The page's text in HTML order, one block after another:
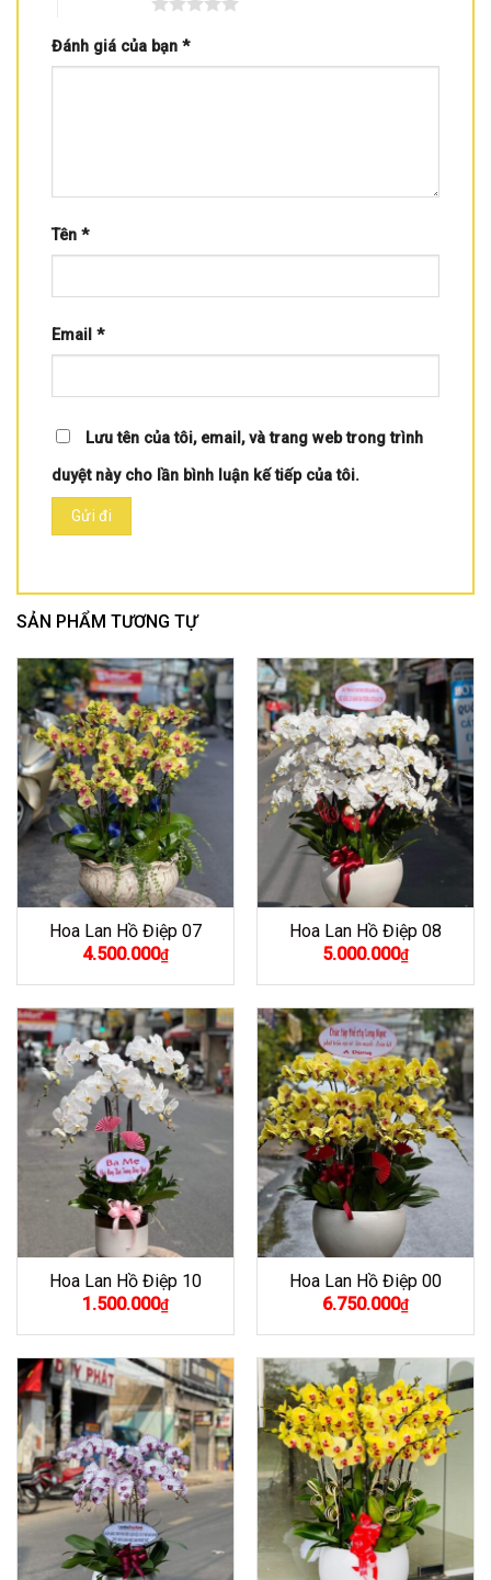
Đánh giá của bạn *
Tên *
Email *
Lưu tên của tôi, email, và trang web trong trình
duyệt này cho lần bình luận kế tiếp của tôi.
SẢN PHẨM TƯƠNG TỰ
Hoa Lan Hồ Điệp 07
4.500.000₫
Hoa Lan Hồ Điệp 08
5.000.000₫
Hoa Lan Hồ Điệp 10
1.500.000₫
Hoa Lan Hồ Điệp 00
6.750.000₫